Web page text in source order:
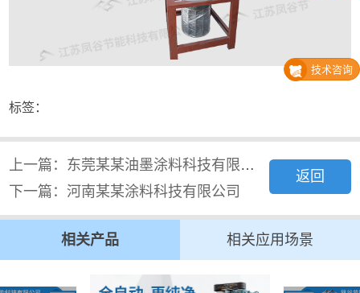
标签：
上一篇：东莞某某油墨涂料科技有限公...
下一篇：河南某某涂料科技有限公司
返回
相关产品 相关应用场景
技术咨询